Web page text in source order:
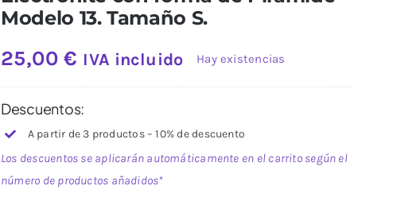
Modelo 13. Tamaño S.
25,00€ IVA incluido Hay existencias
Descuentos:
A partir de 3 productos – 10% de descuento
Los descuentos se aplicarán automáticamente en el carrito según el
número de productos añadidos*